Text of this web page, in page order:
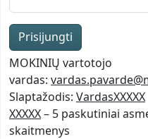
MOKINIŲ vartotojo
vardas:
Slaptažodis: VardasXXXXX
XXXXX– 5 paskutiniai
skaitmenys